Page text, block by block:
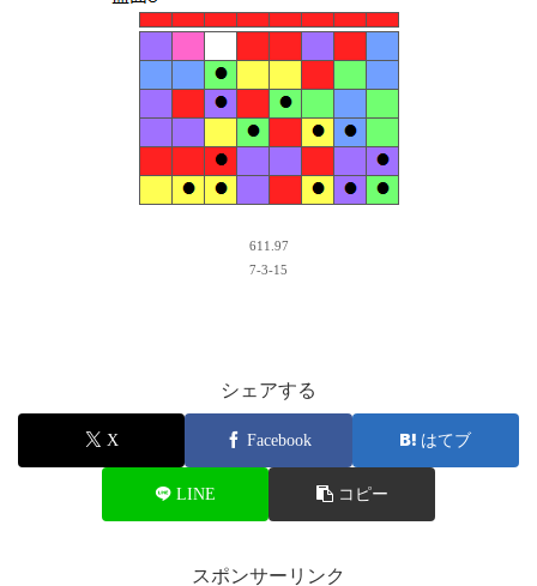
611.97
7-3-15
シェアする
X Facebook はてブ
LINE コピー
スポンサーリンク